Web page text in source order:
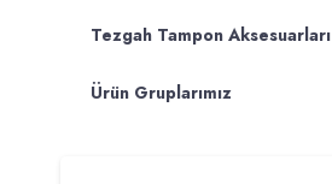
Tezgah Tampon Aksesuarları
Ürün Gruplarımız